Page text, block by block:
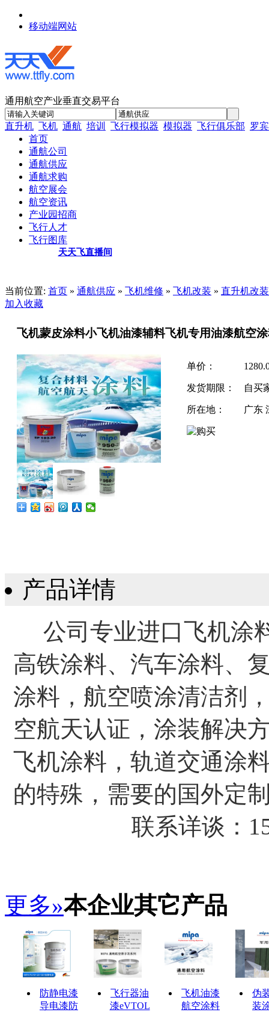
移动端网站
通用航空产业垂直交易平台
直升机 飞机 通航 培训 飞行模拟器 模拟器 飞行俱乐部 罗
首页
通航公司
通航供应
通航求购
航空展会
航空资讯
产业园招商
飞行人才
飞行图库
天天飞直播间
当前位置: 首页 » 通航供应 » 飞机维修 » 飞机改装 » 直升机改装
加入收藏
飞机蒙皮涂料小飞机油漆辅料飞机专用油漆航空
单价：
发货期限： 自买
所在地： 广东
产品详情
公司专业进口飞机涂
高铁涂料、汽车涂料、
涂料，航空喷涂清洁剂
空航天认证，涂装解决
飞机涂料，轨道交通涂
的特殊，需要的国外定
联系详谈：
更多»本企业其它产品
防静电漆
导电漆防
飞行器油
漆eVTOL
飞机油漆
航空涂料
伪
装